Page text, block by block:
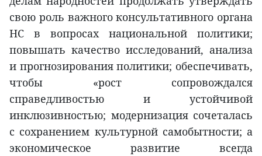
свою роль важного консультативного органа
НС в вопросах национальной политики;
повышать качество исследований, анализа
и прогнозирования политики; обеспечивать,
чтобы «рост сопровождался
справедливостью и устойчивой
инклюзивностью; модернизация сочеталась
с сохранением культурной самобытности; а
экономическое развитие всегда